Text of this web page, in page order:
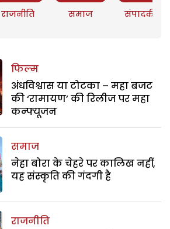
राजनीति समाज संपादकीय
फिल्म
अंधविश्वास या टोटका – महा बजट
की ‘रामायण’ की रिलीज पर महा
कन्फ्यूजन
समाज
नेहा बोरा के चेहरे पर कालिख नहीं,
यह संस्कृति की गंदगी है
राजनीति